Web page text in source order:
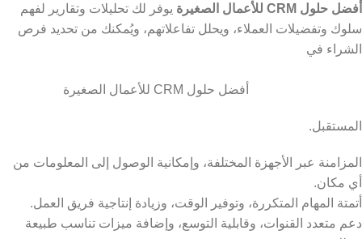
أفضل حلول CRM للأعمال الصغيرة
يوفر لك تحليلات وتقارير لفهم
سلوك وتفضيلات العملاء، ويحلل تفاعلاتهم، ويُمكنك من تحديد فرص
الشراء في
أفضل حلول CRM للأعمال الصغيرة
المستقبل.
المزامنة عبر الأجهزة المختلفة، وإمكانية الوصول إلى المعلومات من
أي مكان.
أتمتة المهام المتكررة، وتوفير الوقت، وزيادة إنتاجية فريق العمل.
دعم متعدد القنوات، وقابلية التوسع، وإضافة ميزات تناسب طبيعة